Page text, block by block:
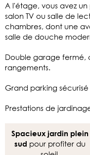
A l'étage, vous avez
salon TV ou salle de
chambres, dont une
salle de douche
Double garage fermé,
rangements.
Grand parking
Prestations de
Spacieux jardin plein
sud pour profiter du